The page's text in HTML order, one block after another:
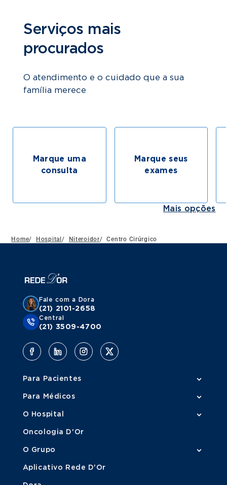
Serviços mais
procurados
O atendimento e o cuidado que a sua
família merece
Marque uma
consulta
Marque seus
exames
Mais opções
Home/ Hospital/ Niteroidor/ Centro Cirúrgico
Fale com a Dora
(21) 2101-2658
Central
(21) 3509-4700
Para Pacientes
Para Médicos
O Hospital
Oncologia D'Or
O Grupo
Aplicativo Rede D'Or